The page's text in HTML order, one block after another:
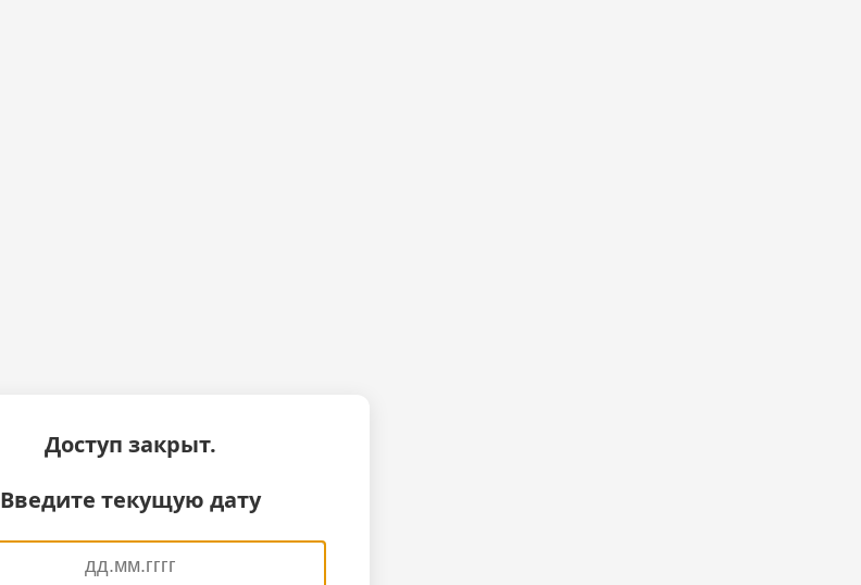
Доступ закрыт.
Введите текущую дату